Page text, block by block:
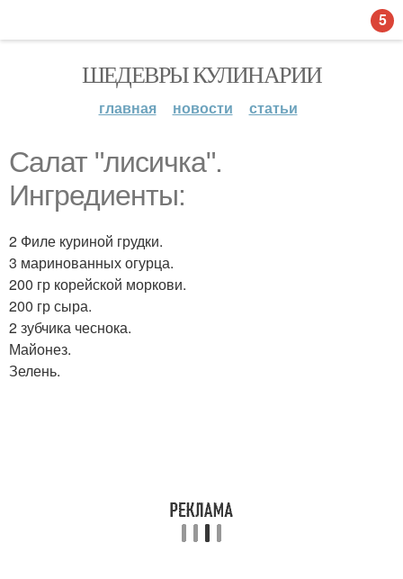
ШЕДЕВРЫ КУЛИНАРИИ
главная новости статьи
Салат "лисичка".
Ингредиенты:
2 Филе куриной грудки.
3 маринованных огурца.
200 гр корейской моркови.
200 гр сыра.
2 зубчика чеснока.
Майонез.
Зелень.
5